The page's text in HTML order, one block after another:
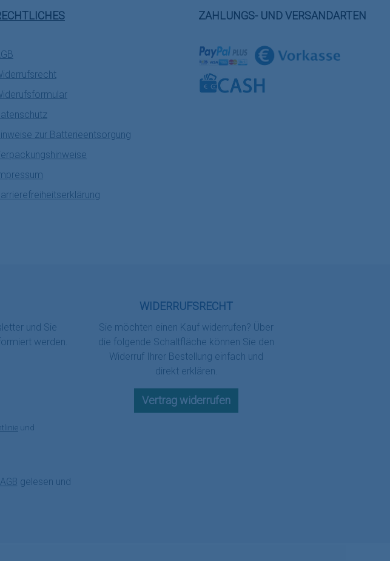
zur Batterieentsorgung
ZAHLUNGS- UND VERSANDARTEN
Benutzerdefiniertes Bild 1
WIDERRUFSRECHT
Sie möchten einen Kauf widerrufen? Über
die folgende Schaltfläche können Sie den
Widerruf Ihrer Bestellung einfach und
direkt erklären.
Vertrag widerrufen
und Sie
werden.
und
AGB gelesen und